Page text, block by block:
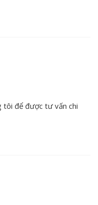
tôi để được tư vấn chi